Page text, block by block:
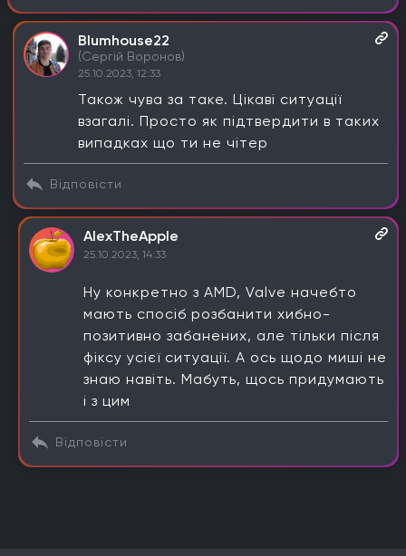
Blumhouse22
(Сергій Воронов)
25.10.2023, 12:33
Також чува за таке. Цікаві ситуації
взагалі. Просто як підтвердити в таких
випадках що ти не чітер
Відповісти
AlexTheApple
25.10.2023, 14:33
Ну конкретно з AMD, Valve начебто
мають спосіб розбанити хибно-
позитивно забанених, але тільки після
фіксу усієї ситуації. А ось щодо миші не
знаю навіть. Мабуть, щось придумають
і з цим
Відповісти